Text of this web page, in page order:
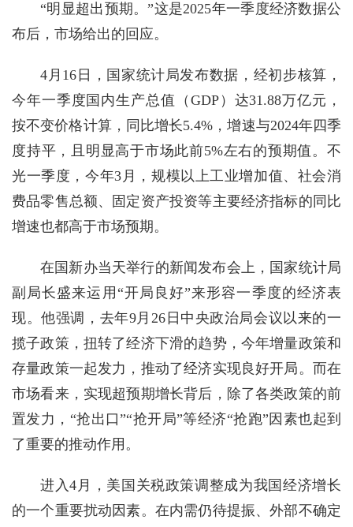
“明显超出预期。”这是2025年一季度经济数据公
布后，市场给出的回应。
4月16日，国家统计局发布数据，经初步核算，
今年一季度国内生产总值（GDP）达31.88万亿元，
按不变价格计算，同比增长5.4%，增速与2024年四季
度持平，且明显高于市场此前5%左右的预期值。不
光一季度，今年3月，规模以上工业增加值、社会消
费品零售总额、固定资产投资等主要经济指标的同比
增速也都高于市场预期。
在国新办当天举行的新闻发布会上，国家统计局
副局长盛来运用“开局良好”来形容一季度的经济表
现。他强调，去年9月26日中央政治局会议以来的一
揽子政策，扭转了经济下滑的趋势，今年增量政策和
存量政策一起发力，推动了经济实现良好开局。而在
市场看来，实现超预期增长背后，除了各类政策的前
置发力，“抢出口”“抢开局”等经济“抢跑”因素也起到
了重要的推动作用。
进入4月，美国关税政策调整成为我国经济增长
的一个重要扰动因素。在内需仍待提振、外部不确定